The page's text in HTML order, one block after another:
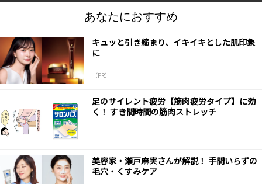
あなたにおすすめ
キュッと引き締まり、イキイキとした肌印象
に
（PR）
足のサイレント疲労【筋肉疲労タイプ】に効
く！ すき間時間の筋肉ストレッチ
美容家・瀬戸麻実さんが解説！ 手間いらずの
毛穴・くすみケア